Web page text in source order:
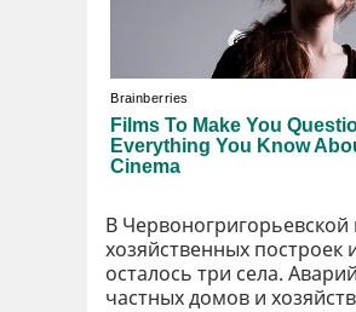
В
хозяйственных построек
осталось три села.
частных домов и